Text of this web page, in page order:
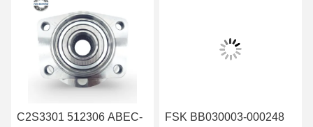
C2S3301 512306 ABEC-
FSK BB030003-000248